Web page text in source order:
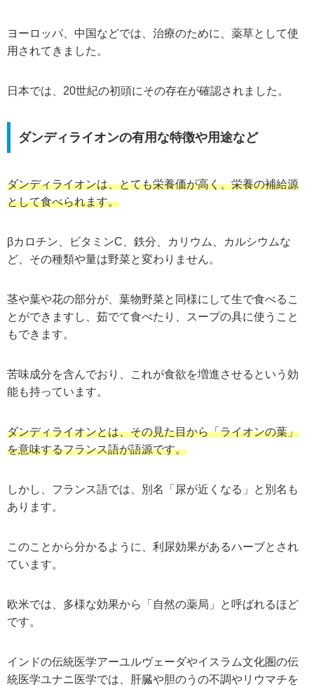
ヨーロッパ、中国などでは、治療のために、薬草として使
用されてきました。
日本では、20世紀の初頭にその存在が確認されました。
ダンディライオンの有用な特徴や用途など
ダンディライオンは、とても栄養価が高く、栄養の補給源
として食べられます。
βカロチン、ビタミンC、鉄分、カリウム、カルシウムな
ど、その種類や量は野菜と変わりません。
茎や葉や花の部分が、葉物野菜と同様にして生で食べるこ
とができますし、茹でて食べたり、スープの具に使うこと
もできます。
苦味成分を含んでおり、これが食欲を増進させるという効
能も持っています。
ダンディライオンとは、その見た目から「ライオンの葉」
を意味するフランス語が語源です。
しかし、フランス語では、別名「尿が近くなる」と別名も
あります。
このことから分かるように、利尿効果があるハーブとされ
ています。
欧米では、多様な効果から「自然の薬局」と呼ばれるほど
です。
インドの伝統医学アーユルヴェーダやイスラム文化圏の伝
統医学ユナニ医学では、肝臓や胆のうの不調やリウマチを